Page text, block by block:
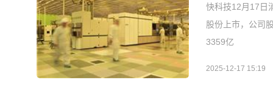
快科技12月17日
股份上市，公司
3359亿
2025-12-17 15:19